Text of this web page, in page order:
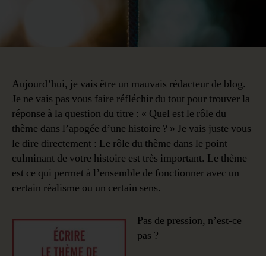
Aujourd’hui, je vais être un mauvais rédacteur de blog.
Je ne vais pas vous faire réfléchir du tout pour trouver la
réponse à la question du titre : « Quel est le rôle du
thème dans l’apogée d’une histoire ? » Je vais juste vous
le dire directement : Le rôle du thème dans le point
culminant de votre histoire est très important. Le thème
est ce qui permet à l’ensemble de fonctionner avec un
certain réalisme ou un certain sens.
Pas de pression, n’est-ce
pas ?